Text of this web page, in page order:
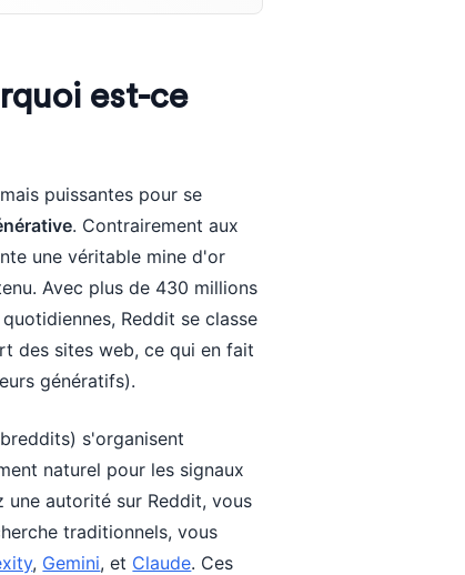
est-ce
puissantes pour se
. Contrairement aux
une véritable mine d'or
Avec plus de 430 millions
Reddit se classe
des sites web, ce qui en fait
génératifs).
s'organisent
naturel pour les signaux
autorité sur Reddit, vous
traditionnels, vous
, Gemini, et Claude. Ces